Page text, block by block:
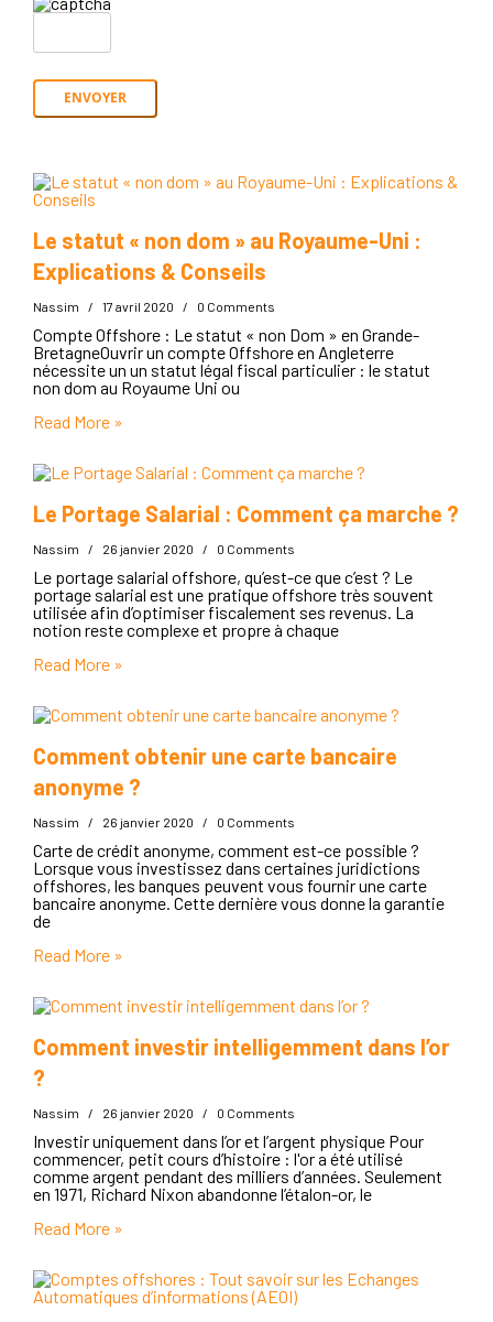
Le statut « non dom » au Royaume-Uni :
Explications & Conseils
Nassim / 17 avril 2020 / 0 Comments
Compte Offshore : Le statut « non Dom » en Grande-
BretagneOuvrir un compte Offshore en Angleterre
nécessite un un statut légal fiscal particulier : le statut
non dom au Royaume Uni ou
Read More »
Le Portage Salarial : Comment ça marche ?
Nassim / 26 janvier 2020 / 0 Comments
Le portage salarial offshore, qu’est-ce que c’est ? Le
portage salarial est une pratique offshore très souvent
utilisée afin d’optimiser fiscalement ses revenus. La
notion reste complexe et propre à chaque
Read More »
Comment obtenir une carte bancaire
anonyme ?
Nassim / 26 janvier 2020 / 0 Comments
Carte de crédit anonyme, comment est-ce possible ?
Lorsque vous investissez dans certaines juridictions
offshores, les banques peuvent vous fournir une carte
bancaire anonyme. Cette dernière vous donne la garantie
de
Read More »
Comment investir intelligemment dans l’or
?
Nassim / 26 janvier 2020 / 0 Comments
Investir uniquement dans l’or et l’argent physique Pour
commencer, petit cours d’histoire : l'or a été utilisé
comme argent pendant des milliers d’années. Seulement
en 1971, Richard Nixon abandonne l’étalon-or, le
Read More »